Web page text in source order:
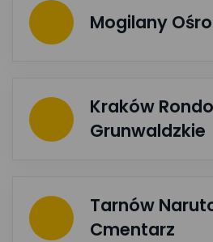
Mogilany
Kraków Rondo
Grunwaldzkie
Tarnów
Cmentarz